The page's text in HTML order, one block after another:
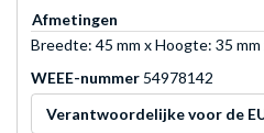
Afmetingen
Breedte: 45 mm x Hoogte: 35
WEEE-nummer 54978142
Verantwoordelijke voor de